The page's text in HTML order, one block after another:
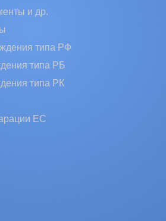
и др.
типа РФ
типа РБ
типа РК
EC